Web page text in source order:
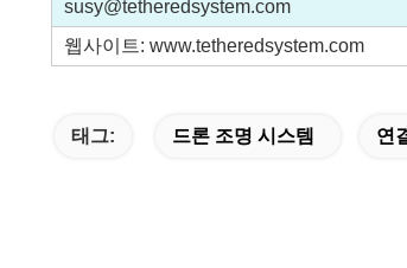
susy@tetheredsystem.com
웹사이트: www.tetheredsystem.com
태그: 드론 조명 시스템 연